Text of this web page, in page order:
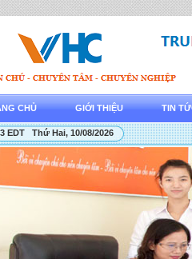
CHỦ GIỚI THIỆU TIN
EDT Thứ Hai, 10/08/2026